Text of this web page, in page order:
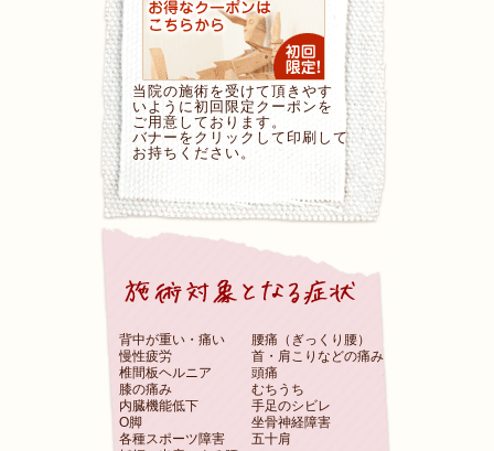
当院の施術を受けて頂きやす
いように初回限定クーポンを
ご用意しております。
バナーをクリックして印刷して
お持ちください。
背中が重い・痛い
腰痛（ぎっくり腰）
慢性疲労
首・肩こりなどの痛み
椎間板ヘルニア
頭痛
膝の痛み
むちうち
内臓機能低下
手足のシビレ
O脚
坐骨神経障害
各種スポーツ障害
五十肩